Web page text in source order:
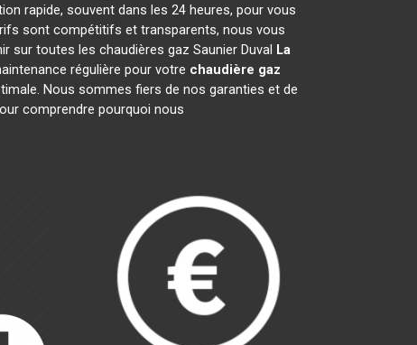
rapide, souvent dans les 24 heures, pour vous
sont compétitifs et transparents, nous vous
sur toutes les chaudières gaz Saunier Duval La
régulière pour votre chaudière gaz
Nous sommes fiers de nos garanties et de
comprendre pourquoi nous